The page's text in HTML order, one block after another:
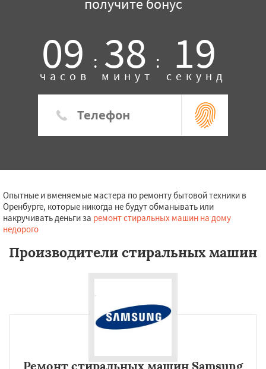
получите бонус
09 :
часов 38 :
минут 19
секунд
Опытные и вменяемые мастера по ремонту бытовой техники в
Оренбурге, которые никогда не будут обманывать или
накручивать деньги за ремонт стиральных машин на дому
недорого
Производители стиральных машин
Ремонт стиральных машин Samsung